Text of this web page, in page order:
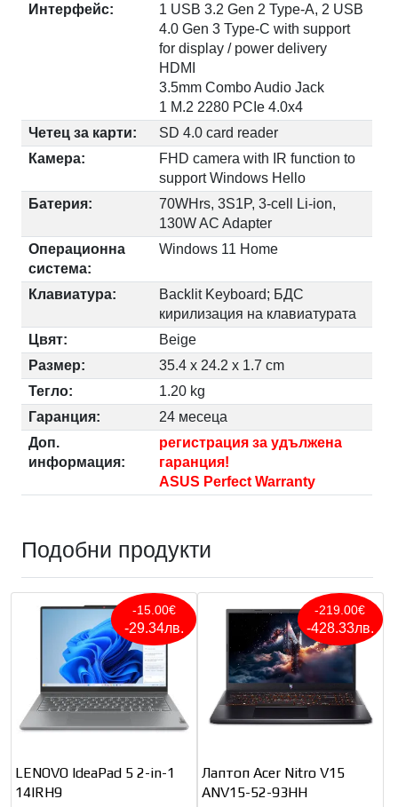
Интерфейс:
1 USB 3.2 Gen 2 Type-A, 2 USB
4.0 Gen 3 Type-C with support
for display / power delivery
HDMI
3.5mm Combo Audio Jack
1 M.2 2280 PCIe 4.0x4
Четец за карти:
SD 4.0 card reader
Камера:
FHD camera with IR function to
support Windows Hello
Батерия:
70WHrs, 3S1P, 3-cell Li-ion,
130W AC Adapter
Операционна
система:
Windows 11 Home
Клавиатура:
Backlit Keyboard; БДС
кирилизация на клавиатурата
Цвят:
Beige
Размер:
35.4 x 24.2 x 1.7 cm
Тегло:
1.20 kg
Гаранция:
24 месеца
Доп.
информация:
регистрация за удължена
гаранция!
ASUS Perfect Warranty
Подобни продукти
-15.00€
-29.34лв.
LENOVO IdeaPad 5 2-in-1
14IRH9
-219.00€
-428.33лв.
Лаптоп Acer Nitro V15
ANV15-52-93HH